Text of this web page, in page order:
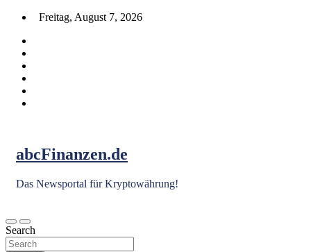
Skip
content
Freitag, August 7, 2026
abcFinanzen.de
Das Newsportal für Kryptowährung!
Search